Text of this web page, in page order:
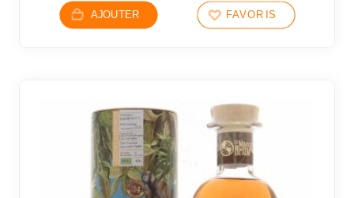
AJOUTER FAVORIS